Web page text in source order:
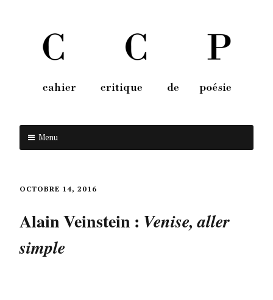
Menu
OCTOBRE 14, 2016
Alain Veinstein : Venise, aller
simple